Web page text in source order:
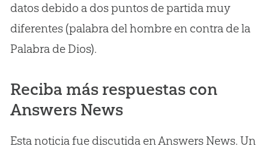
datos debido a dos puntos de partida muy
diferentes (palabra del hombre en contra de la
Palabra de Dios).
Reciba más respuestas con
Answers News
Esta noticia fue discutida en Answers News. Un